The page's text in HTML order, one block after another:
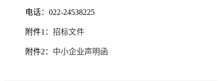
电话：022-24538225
附件1：招标文件
附件2： 中小企业声明函